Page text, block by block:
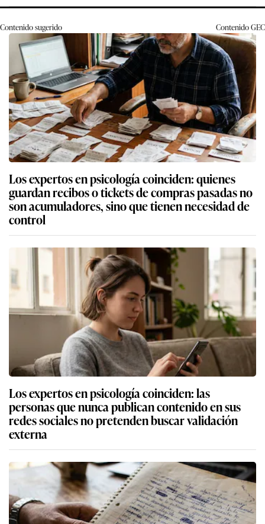
Contenido sugerido ContenidoGEC
Los expertos en psicología coinciden: quienes
guardan recibos o tickets de compras pasadas no
son acumuladores, sino que tienen necesidad de
control
Los expertos en psicología coinciden: las
personas que nunca publican contenido en sus
redes sociales no pretenden buscar validación
externa